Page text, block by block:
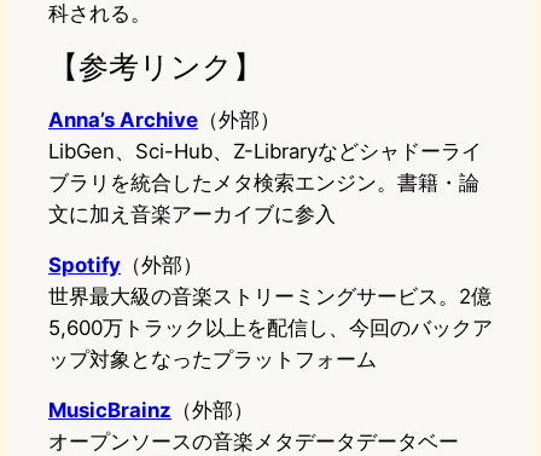
科される。
【参考リンク】
Anna’s Archive （外部）
LibGen、Sci-Hub、Z-Libraryなどシャドーライ
ブラリを統合したメタ検索エンジン。書籍・論
文に加え音楽アーカイブに参入
Spotify （外部）
世界最大級の音楽ストリーミングサービス。2億
5,600万トラック以上を配信し、今回のバックア
ップ対象となったプラットフォーム
MusicBrainz （外部）
オープンソースの音楽メタデータデータベー